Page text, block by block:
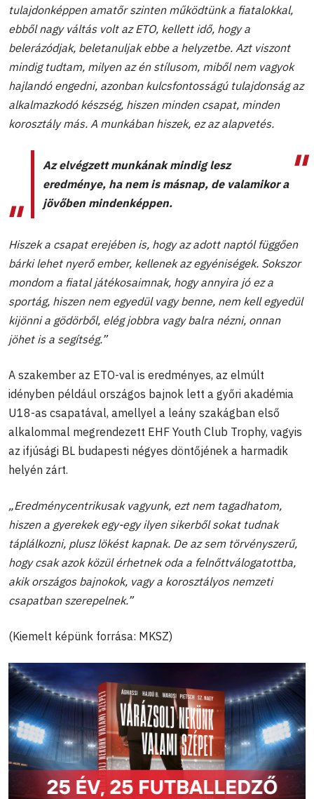
tulajdonképpen amatőr szinten működtünk a fiatalokkal,
ebből nagy váltás volt az ETO, kellett idő, hogy a
belerázódjak, beletanuljak ebbe a helyzetbe. Azt viszont
mindig tudtam, milyen az én stílusom, miből nem vagyok
hajlandó engedni, azonban kulcsfontosságú tulajdonság az
alkalmazkodó készség, hiszen minden csapat, minden
korosztály más. A munkában hiszek, ez az alapvetés.
Az elvégzett munkának mindig lesz
eredménye, ha nem is másnap, de valamikor a
jövőben mindenképpen.
Hiszek a csapat erejében is, hogy az adott naptól függően
bárki lehet nyerő ember, kellenek az egyéniségek. Sokszor
mondom a fiatal játékosaimnak, hogy annyira jó ez a
sportág, hiszen nem egyedül vagy benne, nem kell egyedül
kijönni a gödörből, elég jobbra vagy balra nézni, onnan
jöhet is a segítség.”
A szakember az ETO-val is eredményes, az elmúlt
idényben például országos bajnok lett a győri akadémia
U18-as csapatával, amellyel a leány szakágban első
alkalommal megrendezett EHF Youth Club Trophy, vagyis
az ifjúsági BL budapesti négyes döntőjének a harmadik
helyén zárt.
„Eredménycentrikusak vagyunk, ezt nem tagadhatom,
hiszen a gyerekek egy-egy ilyen sikerből sokat tudnak
táplálkozni, plusz lökést kapnak. De az sem törvényszerű,
hogy csak azok közül érhetnek oda a felnőttválogatottba,
akik országos bajnokok, vagy a korosztályos nemzeti
csapatban szerepelnek.”
(Kiemelt képünk forrása: MKSZ)